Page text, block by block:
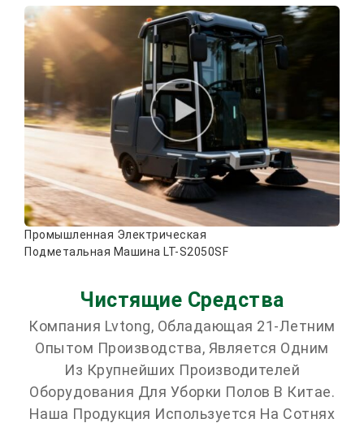
Промышленная Электрическая
Подметальная Машина LT-S2050SF
Чистящие Средства
Компания Lvtong, Обладающая 21-Летним
Опытом Производства, Является Одним
Из Крупнейших Производителей
Оборудования Для Уборки Полов В Китае.
Наша Продукция Используется На Сотнях